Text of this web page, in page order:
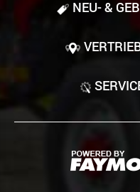
NEU- &